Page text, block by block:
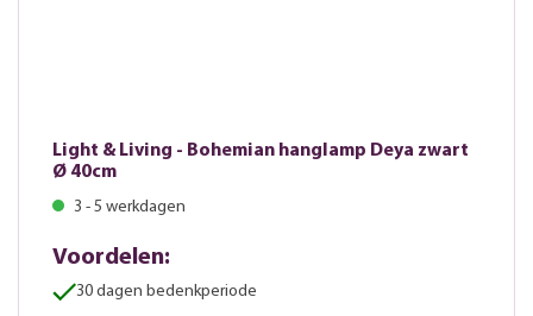
Light & Living - Bohemian hanglamp Deya zwart
Ø 40cm
3 - 5 werkdagen
Voordelen:
30 dagen bedenkperiode